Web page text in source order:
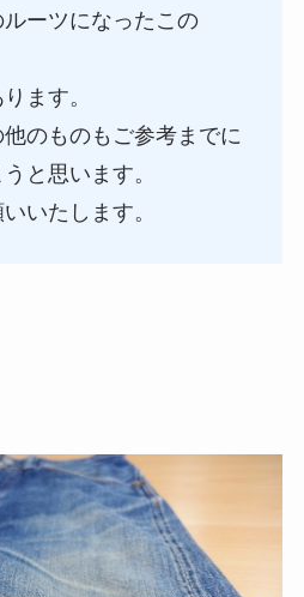
ーツになったこの
ます。
のものもご参考までに
と思います。
いたします。